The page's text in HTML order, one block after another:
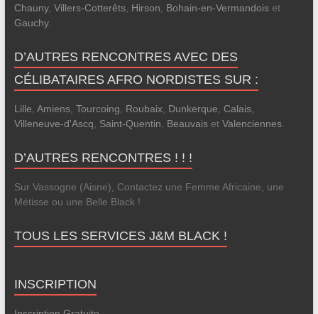
Chauny, Villers-Cotterêts, Hirson Bohain-en-Vermandoiset
Gauchy.
D’AUTRES RENCONTRES AVEC DES
CÉLIBATAIRES AFRO NORDISTES SUR :
Lille Amiens, Tourcoing Roubaix, Dunkerque Calais,
Villeneuve-d'Ascq
Saint-Quentin Beauvaiset Valenciennes.
D’AUTRES RENCONTRES ! ! !
Sur Vassogne (Aisne), Contactez une Femme Africaine, une
Métisse ou une Belle Black !
TOUS LES SERVICES J&M BLACK !
INSCRIPTION